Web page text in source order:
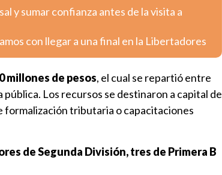
y sumar confianza antes de la visita a
con llegar a una final en la Libertadores
millones de pesos, el cual se repartió entre
Los recursos se destinaron a capital de
formalización tributaria o capacitaciones
de Segunda División, tres de Primera B